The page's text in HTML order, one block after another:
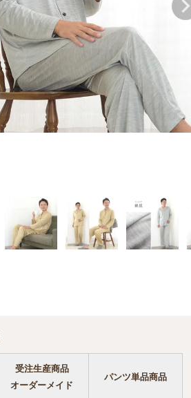
受注生産商品
オーダーメイド
パンツ単品商品